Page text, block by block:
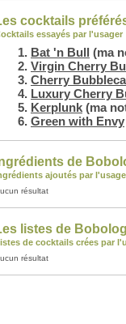
cocktails
essayés par l'usager
Bat 'n Bull (ma
Virgin Cherry
Cherry
Luxury Cherry
Kerplunk (ma
Green with Envy
de
ajoutés par
résultat
listes de
de cocktails crées par
résultat